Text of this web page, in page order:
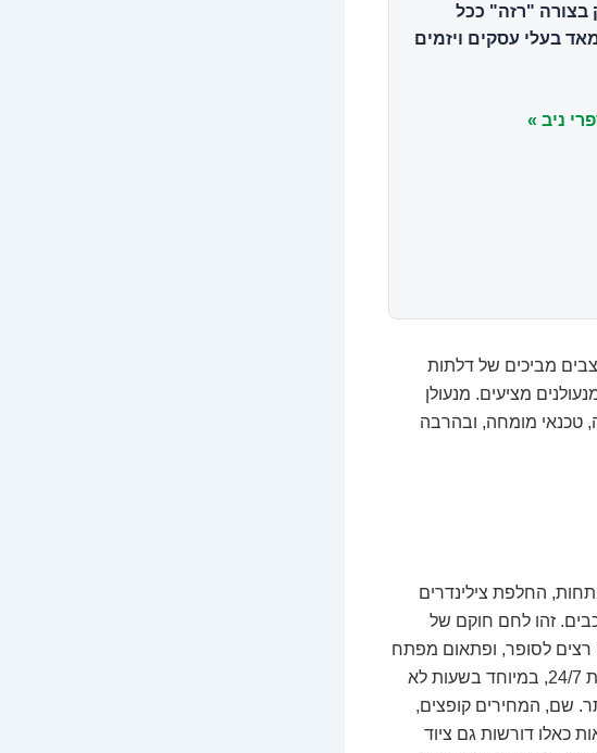
בצורה "רזה" ככל
בעלי עסקים ויזמים
ניב »
מביכים של דלתות
מציעים. מנעולן
טכנאי מומחה, ובהרבה
החלפת צילינדרים
זהו לחם חוקם של
רצים לסופר, ופתאום מפתח
נשבר בצילינדר. מישהו חייב לבוא ולפתור את הבעיה, ועכשיו! הזמינות 24/7, במיוחד בשעות לא
שם, המחירים קופצים,
כאלו דורשות גם ציוד